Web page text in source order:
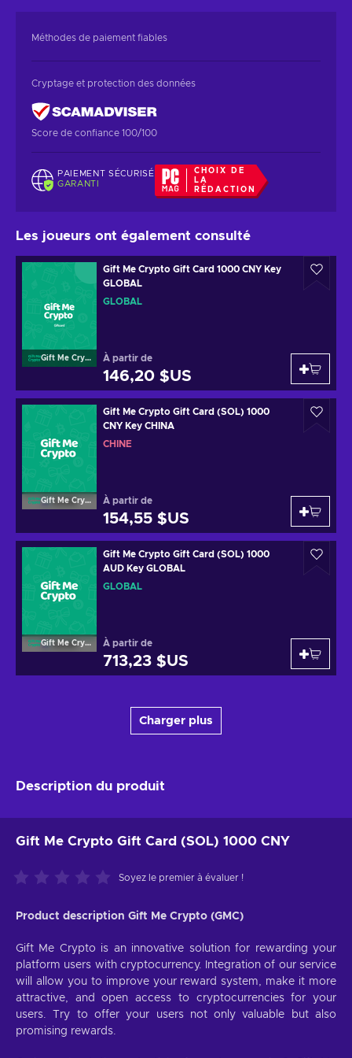
Méthodes de paiement fiables
Cryptage et protection des données
Score de confiance 100/100
PAIEMENT SÉCURISÉ
GARANTI
CHOIX DE
LA
RÉDACTION
Les joueurs ont également consulté
Gift Me Crypto
Gift Me Crypto Gift Card 1000 CNY Key
GLOBAL
GLOBAL
À partir de
146,20 $US
Gift Me Crypto
Gift Me Crypto Gift Card (SOL) 1000
CNY Key CHINA
CHINE
À partir de
154,55 $US
Gift Me Crypto
Gift Me Crypto Gift Card (SOL) 1000
AUD Key GLOBAL
GLOBAL
À partir de
713,23 $US
Charger plus
Description du produit
Gift Me Crypto Gift Card (SOL) 1000 CNY
Soyez le premier à évaluer !
Product description Gift Me Crypto (GMC)
Gift Me Crypto is an innovative solution for rewarding your
platform users with cryptocurrency. Integration of our service
will allow you to improve your reward system, make it more
attractive, and open access to cryptocurrencies for your
users. Try to offer your users not only valuable but also
promising rewards.